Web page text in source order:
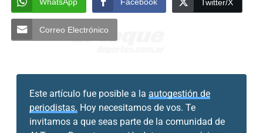
Twitter/X
Correo Electrónico
Este artículo fue posible a la autogestión de
periodistas. Hoy necesitamos de vos. Te
invitamos a que seas parte de la comunidad de